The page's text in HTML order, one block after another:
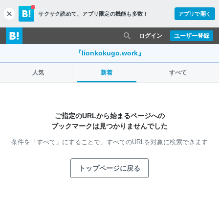
c
l
o
s
サクサク読めて、 アプリ限定の機能も多数！ アプリで開く
ユーザー登録
ログイン
『lionkokugo.work』
人気 新着 すべて
ご指定のURLから始まるページへの
ブックマークは見つかりませんでした
条件を「すべて」にすることで、 すべてのURLを対象に検索できます
トップページに戻る